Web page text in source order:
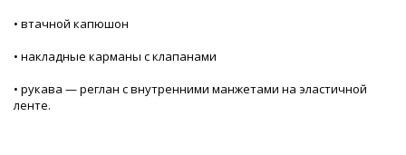
• втачной капюшон
• накладные карманы с клапанами
• рукава — реглан с внутренними манжетами на эластичной
ленте.